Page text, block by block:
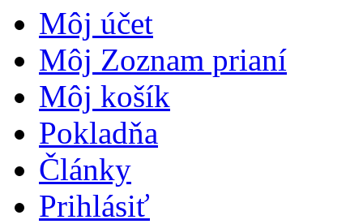
Môj účet
Môj Zoznam prianí
Môj košík
Pokladňa
Články
Prihlásiť